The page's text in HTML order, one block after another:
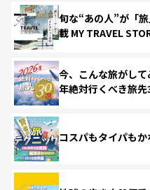
旬な“あの人”が「
載 MY TRAVEL
今、こんな旅がし
年絶対行くべき旅先
コスパもタイパも